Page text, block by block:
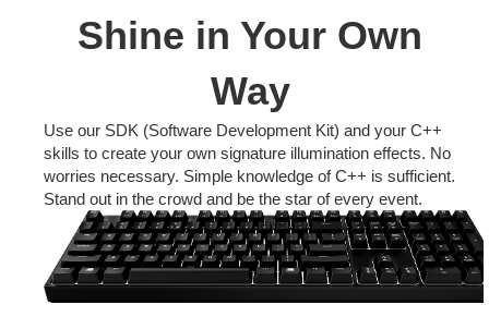
Shine in Your Own
Way
Use our SDK (Software Development Kit) and your C++
skills to create your own signature illumination effects. No
worries necessary. Simple knowledge of C++ is sufficient.
Stand out in the crowd and be the star of every event.